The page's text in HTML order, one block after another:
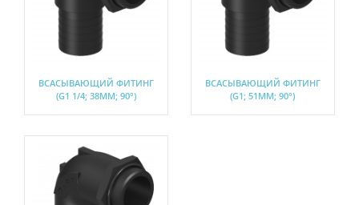
ВСАСЫВАЮЩИЙ ФИТИНГ
(G1 1/4; 38ММ; 90°)
ВСАСЫВАЮЩИЙ ФИТИНГ
(G1; 51ММ; 90°)